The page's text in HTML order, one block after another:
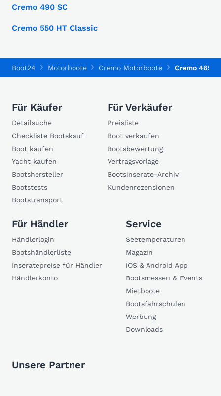
Cremo 490 SC
Cremo 550 HT Classic
Boot24 Motorboote Cremo Motorboote Cremo 465
Für Käufer
Detailsuche
Checkliste Bootskauf
Boot kaufen
Yacht kaufen
Bootshersteller
Bootstests
Bootstransport
Für Verkäufer
Preisliste
Boot verkaufen
Bootsbewertung
Vertragsvorlage
Bootsinserate-Archiv
Kundenrezensionen
Für Händler
Händlerlogin
Bootshändlerliste
Inseratepreise für Händler
Händlerkonto
Service
Seetemperaturen
Magazin
iOS & Android App
Bootsmessen & Events
Mietboote
Bootsfahrschulen
Werbung
Downloads
Unsere Partner